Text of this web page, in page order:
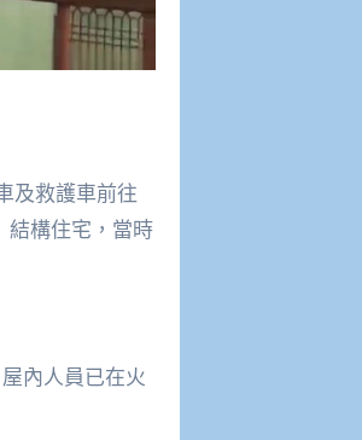
及救護車前往
結構住宅，當時
內人員已在火